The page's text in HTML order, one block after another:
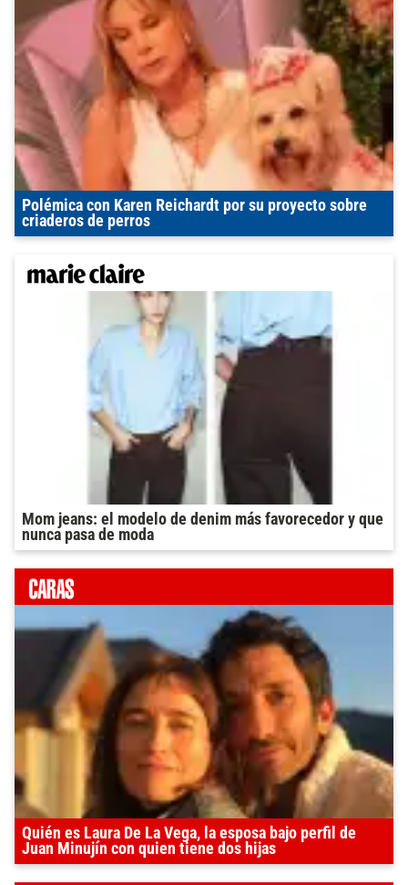
Polémica con Karen Reichardt por su proyecto sobre
criaderos de perros
Mom jeans: el modelo de denim más favorecedor y que
nunca pasa de moda
Quién es Laura De La Vega, la esposa bajo perfil de
Juan Minujín con quien tiene dos hijas